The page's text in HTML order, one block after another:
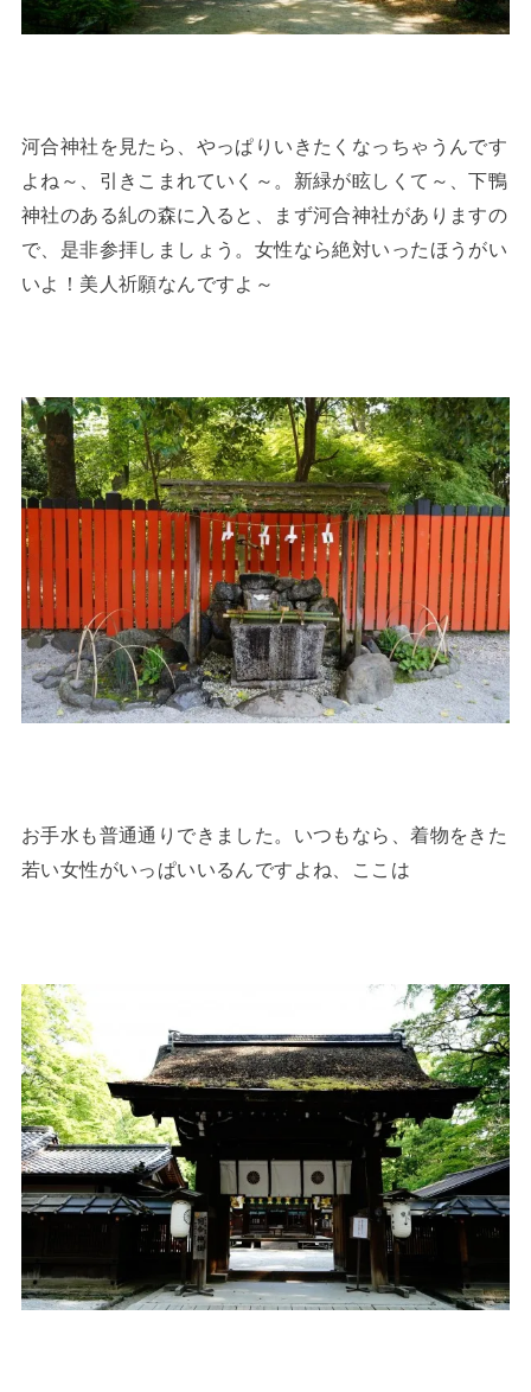
河合神社を見たら、やっぱりいきたくなっちゃうんです
よね～、引きこまれていく～。新緑が眩しくて～、下鴨
神社のある糺の森に入ると、まず河合神社がありますの
で、是非参拝しましょう。女性なら絶対いったほうがい
いよ！美人祈願なんですよ～
お手水も普通通りできました。いつもなら、着物をきた
若い女性がいっぱいいるんですよね、ここは